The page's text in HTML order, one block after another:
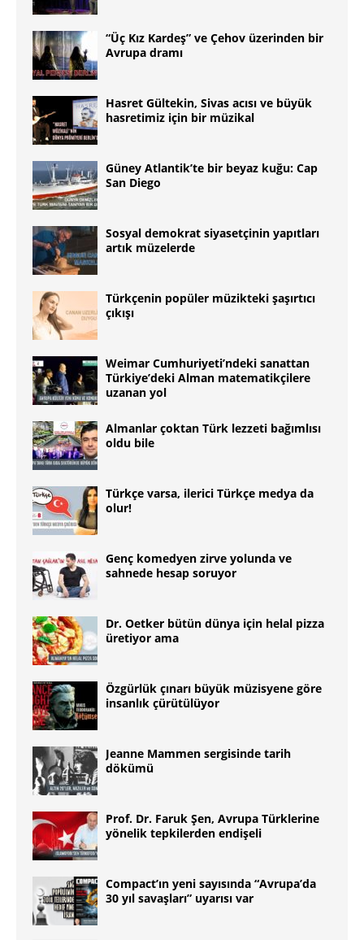
“Üç Kız Kardeş” ve Çehov üzerinden bir
Avrupa dramı
Hasret Gültekin, Sivas acısı ve büyük
hasretimiz için bir müzikal
Güney Atlantikʼte bir beyaz kuğu: Cap
San Diego
Sosyal demokrat siyasetçinin yapıtları
artık müzelerde
Türkçenin popüler müzikteki şaşırtıcı
çıkışı
Weimar Cumhuriyeti’ndeki sanattan
Türkiye’deki Alman matematikçilere
uzanan yol
Almanlar çoktan Türk lezzeti bağımlısı
oldu bile
Türkçe varsa, ilerici Türkçe medya da
olur!
Genç komedyen zirve yolunda ve
sahnede hesap soruyor
Dr. Oetker bütün dünya için helal pizza
üretiyor ama
Özgürlük çınarı büyük müzisyene göre
insanlık çürütülüyor
Jeanne Mammen sergisinde tarih
dökümü
Prof. Dr. Faruk Şen, Avrupa Türklerine
yönelik tepkilerden endişeli
Compact’ın yeni sayısında “Avrupa’da
30 yıl savaşları” uyarısı var